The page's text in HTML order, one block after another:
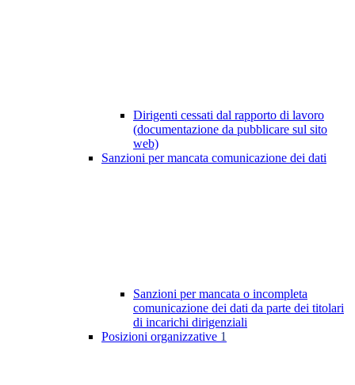
Dirigenti cessati dal rapporto di lavoro
(documentazione da pubblicare sul sito
web)
Sanzioni per mancata comunicazione dei dati
Sanzioni per mancata o incompleta
comunicazione dei dati da parte dei titolari
di incarichi dirigenziali
Posizioni organizzative 1